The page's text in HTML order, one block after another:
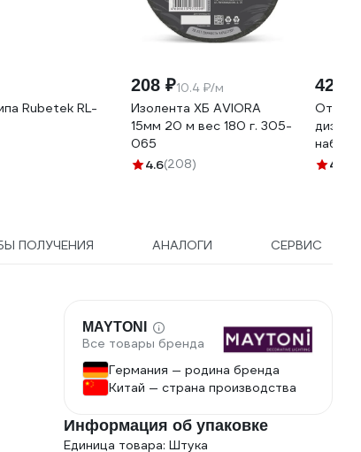
Rubetek RL-
208 ₽10.4 ₽/м
Изолента ХБ AVIORA
15мм 20 м вес 180 г. 305-
065
4.6(208)
423 ₽
набор
4.8
ПОЛУЧЕНИЯ АНАЛОГИ СЕРВИС
MAYTONI
Все товары бренда
Германия — родина бренда
Китай — страна производства
Информация об упаковке
Единица товара: Штука